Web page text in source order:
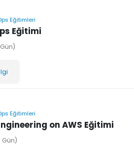
Eğitimleri
Eğitimi
Eğitimleri
on AWS Eğitimi